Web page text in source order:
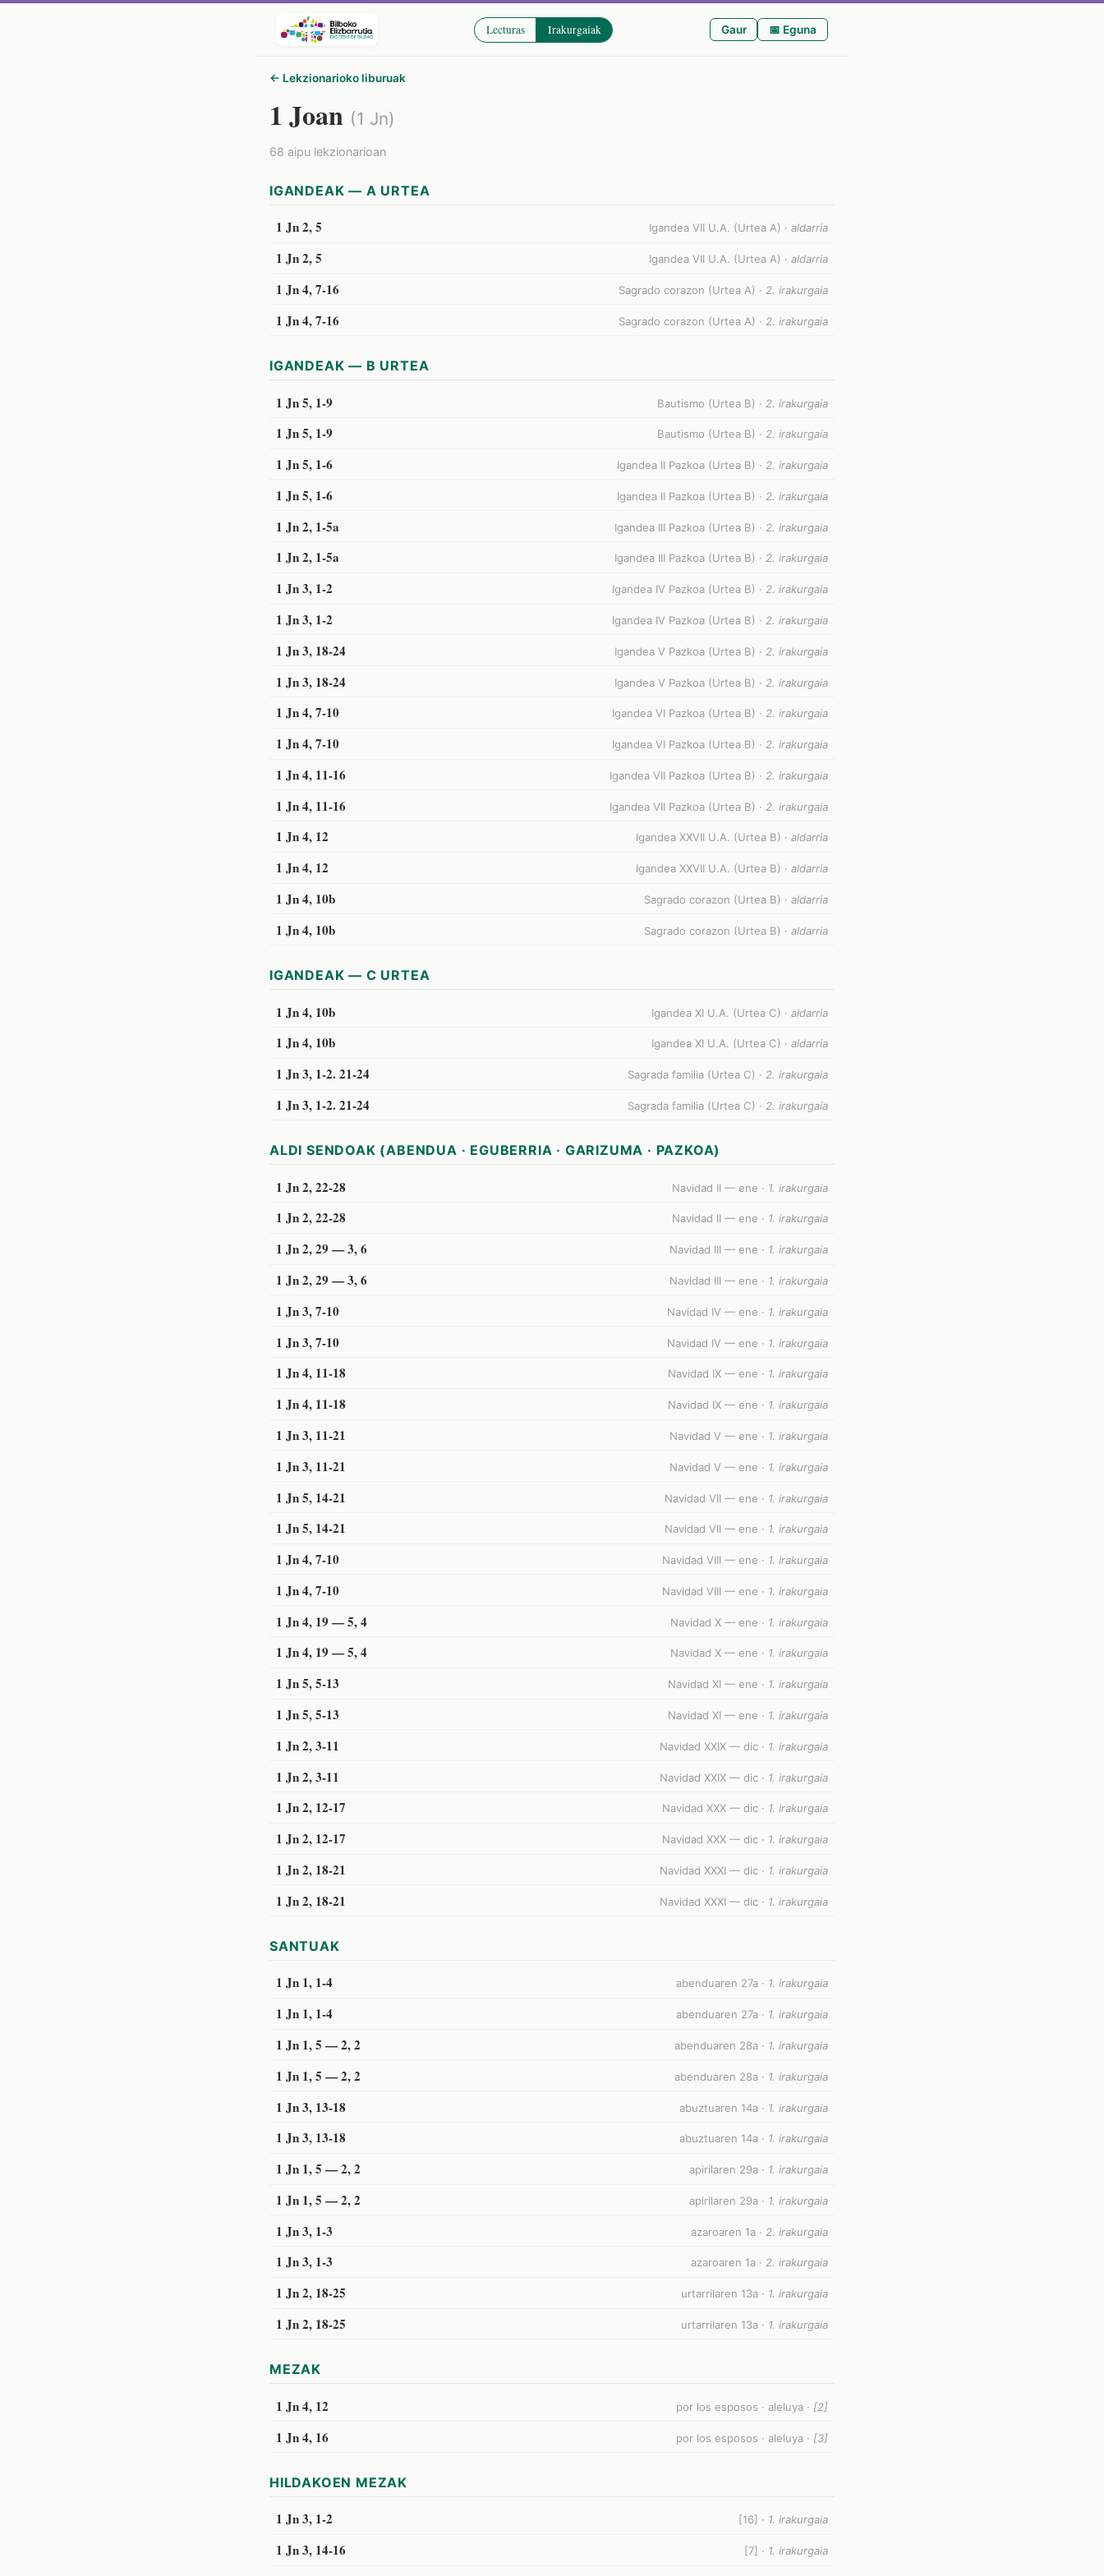
Lecturas Irakurgaiak Gaur 📅 Eguna
← Lekzionarioko liburuak
1 Joan (1 Jn)
68 aipu lekzionarioan
IGANDEAK — A URTEA
1 Jn 2, 5 Igandea VII U.A. (Urtea A) · aldarria
1 Jn 2, 5 Igandea VII U.A. (Urtea A) · aldarria
1 Jn 4, 7-16 Sagrado corazon (Urtea A) · 2. irakurgaia
1 Jn 4, 7-16 Sagrado corazon (Urtea A) · 2. irakurgaia
IGANDEAK — B URTEA
1 Jn 5, 1-9 Bautismo (Urtea B) · 2. irakurgaia
1 Jn 5, 1-9 Bautismo (Urtea B) · 2. irakurgaia
1 Jn 5, 1-6 Igandea II Pazkoa (Urtea B) · 2. irakurgaia
1 Jn 5, 1-6 Igandea II Pazkoa (Urtea B) · 2. irakurgaia
1 Jn 2, 1-5a Igandea III Pazkoa (Urtea B) · 2. irakurgaia
1 Jn 2, 1-5a Igandea III Pazkoa (Urtea B) · 2. irakurgaia
1 Jn 3, 1-2 Igandea IV Pazkoa (Urtea B) · 2. irakurgaia
1 Jn 3, 1-2 Igandea IV Pazkoa (Urtea B) · 2. irakurgaia
1 Jn 3, 18-24 Igandea V Pazkoa (Urtea B) · 2. irakurgaia
1 Jn 3, 18-24 Igandea V Pazkoa (Urtea B) · 2. irakurgaia
1 Jn 4, 7-10 Igandea VI Pazkoa (Urtea B) · 2. irakurgaia
1 Jn 4, 7-10 Igandea VI Pazkoa (Urtea B) · 2. irakurgaia
1 Jn 4, 11-16 Igandea VII Pazkoa (Urtea B) · 2. irakurgaia
1 Jn 4, 11-16 Igandea VII Pazkoa (Urtea B) · 2. irakurgaia
1 Jn 4, 12 Igandea XXVII U.A. (Urtea B) · aldarria
1 Jn 4, 12 Igandea XXVII U.A. (Urtea B) · aldarria
1 Jn 4, 10b Sagrado corazon (Urtea B) · aldarria
1 Jn 4, 10b Sagrado corazon (Urtea B) · aldarria
IGANDEAK — C URTEA
1 Jn 4, 10b Igandea XI U.A. (Urtea C) · aldarria
1 Jn 4, 10b Igandea XI U.A. (Urtea C) · aldarria
1 Jn 3, 1-2. 21-24 Sagrada familia (Urtea C) · 2. irakurgaia
1 Jn 3, 1-2. 21-24 Sagrada familia (Urtea C) · 2. irakurgaia
ALDI SENDOAK (ABENDUA · EGUBERRIA · GARIZUMA · PAZKOA)
1 Jn 2, 22-28 Navidad II — ene · 1. irakurgaia
1 Jn 2, 22-28 Navidad II — ene · 1. irakurgaia
1 Jn 2, 29 — 3, 6 Navidad III — ene · 1. irakurgaia
1 Jn 2, 29 — 3, 6 Navidad III — ene · 1. irakurgaia
1 Jn 3, 7-10 Navidad IV — ene · 1. irakurgaia
1 Jn 3, 7-10 Navidad IV — ene · 1. irakurgaia
1 Jn 4, 11-18 Navidad IX — ene · 1. irakurgaia
1 Jn 4, 11-18 Navidad IX — ene · 1. irakurgaia
1 Jn 3, 11-21 Navidad V — ene · 1. irakurgaia
1 Jn 3, 11-21 Navidad V — ene · 1. irakurgaia
1 Jn 5, 14-21 Navidad VII — ene · 1. irakurgaia
1 Jn 5, 14-21 Navidad VII — ene · 1. irakurgaia
1 Jn 4, 7-10 Navidad VIII — ene · 1. irakurgaia
1 Jn 4, 7-10 Navidad VIII — ene · 1. irakurgaia
1 Jn 4, 19 — 5, 4 Navidad X — ene · 1. irakurgaia
1 Jn 4, 19 — 5, 4 Navidad X — ene · 1. irakurgaia
1 Jn 5, 5-13 Navidad XI — ene · 1. irakurgaia
1 Jn 5, 5-13 Navidad XI — ene · 1. irakurgaia
1 Jn 2, 3-11 Navidad XXIX — dic · 1. irakurgaia
1 Jn 2, 3-11 Navidad XXIX — dic · 1. irakurgaia
1 Jn 2, 12-17 Navidad XXX — dic · 1. irakurgaia
1 Jn 2, 12-17 Navidad XXX — dic · 1. irakurgaia
1 Jn 2, 18-21 Navidad XXXI — dic · 1. irakurgaia
1 Jn 2, 18-21 Navidad XXXI — dic · 1. irakurgaia
SANTUAK
1 Jn 1, 1-4 abenduaren 27a · 1. irakurgaia
1 Jn 1, 1-4 abenduaren 27a · 1. irakurgaia
1 Jn 1, 5 — 2, 2 abenduaren 28a · 1. irakurgaia
1 Jn 1, 5 — 2, 2 abenduaren 28a · 1. irakurgaia
1 Jn 3, 13-18 abuztuaren 14a · 1. irakurgaia
1 Jn 3, 13-18 abuztuaren 14a · 1. irakurgaia
1 Jn 1, 5 — 2, 2 apirilaren 29a · 1. irakurgaia
1 Jn 1, 5 — 2, 2 apirilaren 29a · 1. irakurgaia
1 Jn 3, 1-3 azaroaren 1a · 2. irakurgaia
1 Jn 3, 1-3 azaroaren 1a · 2. irakurgaia
1 Jn 2, 18-25 urtarrilaren 13a · 1. irakurgaia
1 Jn 2, 18-25 urtarrilaren 13a · 1. irakurgaia
MEZAK
1 Jn 4, 12 por los esposos · aleluya · [2]
1 Jn 4, 16 por los esposos · aleluya · [3]
HILDAKOEN MEZAK
1 Jn 3, 1-2 [16] · 1. irakurgaia
1 Jn 3, 14-16 [7] · 1. irakurgaia